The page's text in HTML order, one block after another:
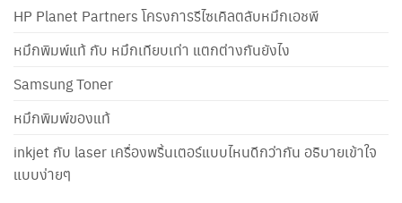
HP Planet Partners โครงการรีไซเคิลตลับหมึกเอชพี
หมึกพิมพ์แท้ กับ หมึกเทียบเท่า แตกต่างกันยังไง
Samsung Toner
หมึกพิมพ์ของแท้
inkjet กับ laser เครื่องพริ้นเตอร์แบบไหนดีกว่ากัน อธิบายเข้าใจ
แบบง่ายๆ